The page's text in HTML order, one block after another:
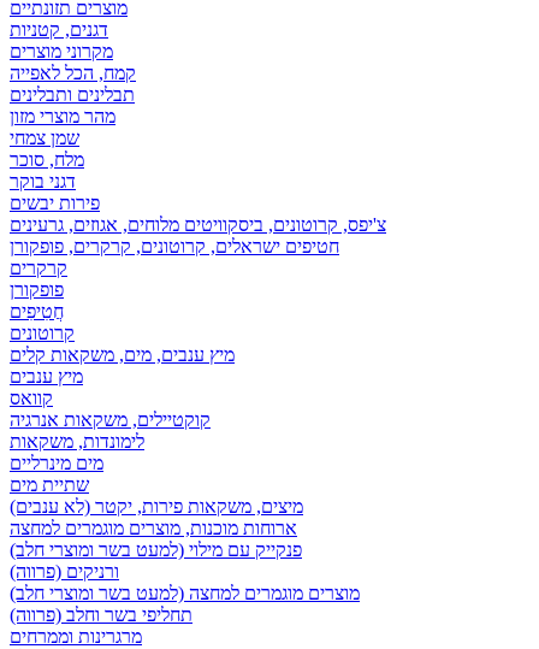
מוצרים תזונתיים
דגנים, קטניות
מקרוני מוצרים
קמח, הכל לאפייה
תבלינים ותבלינים
מהר מוצרי מזון
שמן צמחי
מלח, סוכר
דגני בוקר
פירות יבשים
צ'יפס, קרוטונים, ביסקוויטים מלוחים, אגוזים, גרעינים
חטיפים ישראלים, קרוטונים, קרקרים, פופקורן
קרקרים
פופקורן
חֲטִיפִים
קרוטונים
מיץ ענבים, מים, משקאות קלים
מיץ ענבים
קוואס
קוקטיילים, משקאות אנרגיה
לימונדות, משקאות
מים מינרליים
שתיית מים
מיצים, משקאות פירות, יקטר (לא ענבים)
ארוחות מוכנות, מוצרים מוגמרים למחצה
פנקייק עם מילוי (למעט בשר ומוצרי חלב)
ורניקים (פרווה)
מוצרים מוגמרים למחצה (למעט בשר ומוצרי חלב)
תחליפי בשר וחלב (פרווה)
מרגרינות וממרחים